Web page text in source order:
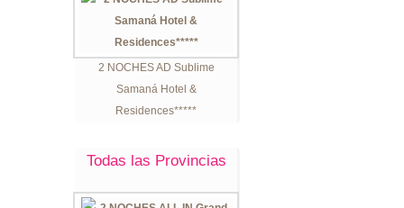
2 NOCHES AD Sublime
Samaná Hotel &
Residences*****
Todas las Provincias